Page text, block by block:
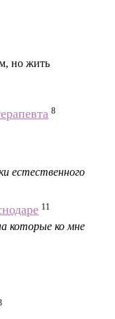
но жить
8
естественного
11
которые ко мне